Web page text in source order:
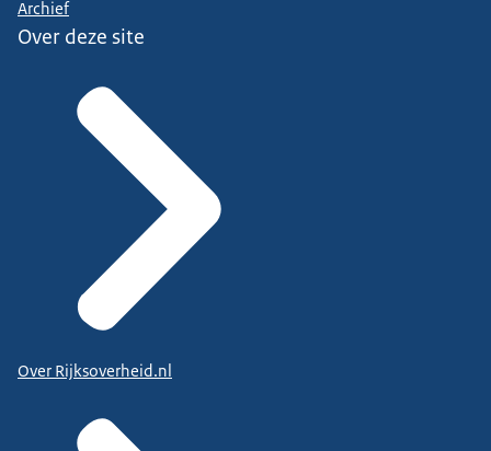
Archief
Over deze site
Over Rijksoverheid.nl